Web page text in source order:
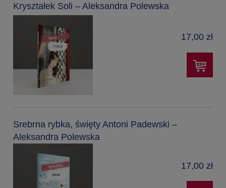
Kryształek Soli – Aleksandra Polewska
17,00 zł
Srebrna rybka, święty Antoni Padewski –
Aleksandra Polewska
17,00 zł